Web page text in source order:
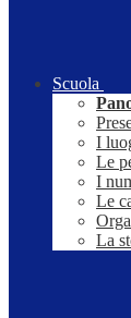
Scuola
I
Le
I
Le
La